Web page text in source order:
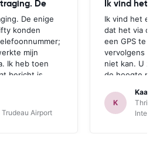
De
De enige
konden
mijn
Ik heb toen
bericht is
voor
fijn zijn om
te
Airport
Ik vind het
Ik vind het
dat het via
een GPS te
vervolgens
niet kan. U
de hoogte
een GPS bij
is. Dan
K
Kaat